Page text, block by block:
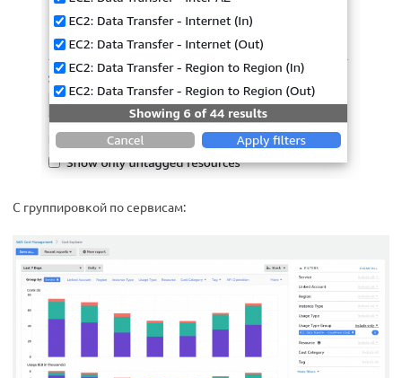
С группировкой по сервисам: